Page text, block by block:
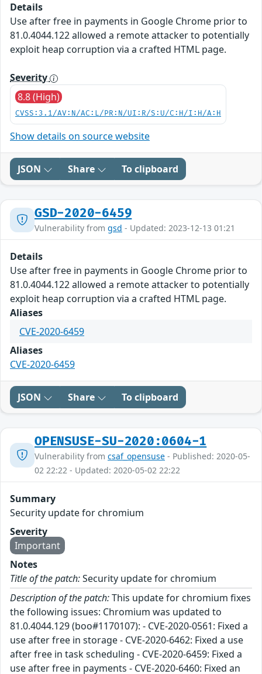
Details
Use after free in payments in Google Chrome prior to
81.0.4044.122 allowed a remote attacker to potentially
exploit heap corruption via a crafted HTML page.
Severity
8.8 (High)
CVSS:3.1/AV:N/AC:L/PR:N/UI:R/S:U/C:H/I:H/A:H
Show details on source website
JSON Share To clipboard
GSD-2020-6459
Vulnerability from gsd - Updated: 2023-12-13 01:21
Details
Use after free in payments in Google Chrome prior to
81.0.4044.122 allowed a remote attacker to potentially
exploit heap corruption via a crafted HTML page.
Aliases
CVE-2020-6459
Aliases
CVE-2020-6459
JSON Share To clipboard
OPENSUSE-SU-2020:0604-1
Vulnerability from csaf_opensuse - Published: 2020-05-
02 22:22 - Updated: 2020-05-02 22:22
Summary
Security update for chromium
Severity
Important
Notes
Title of the patch:Security update for chromium
Description of the patch:This update for chromium fixes
the following issues: Chromium was updated to
81.0.4044.129 (boo#1170107): - CVE-2020-0561: Fixed a
use after free in storage - CVE-2020-6462: Fixed a use
after free in task scheduling - CVE-2020-6459: Fixed a
use after free in payments - CVE-2020-6460: Fixed an